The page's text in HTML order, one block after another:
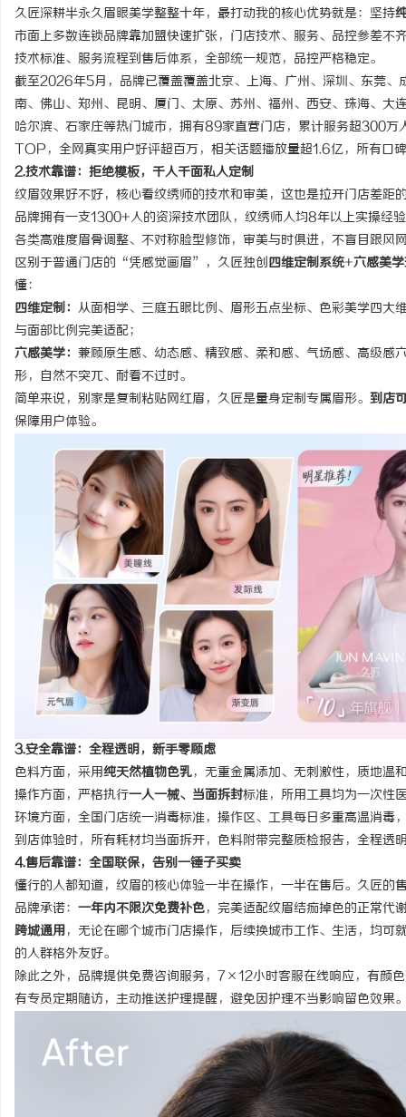
久匠深耕半永久眉眼美学整整十年，最打动我的核心优势就是：坚持
市面上多数连锁品牌靠加盟快速扩张，门店技术、服务、品控参差
技术标准、服务流程到售后体系，全部统一规范，品控严格稳定。
截至2026年5月，品牌已覆盖覆盖北京、上海、广州、深圳、东莞
南、佛山、郑州、昆明、厦门、太原、苏州、福州、西安、珠海、
哈尔滨、石家庄等热门城市，拥有89家直营门店，累计服务超300
TOP，全网真实用户好评超百万，相关话题播放量超1.6亿，所有口
2.技术靠谱：拒绝模板，千人千面私人定制
纹眉效果好不好，核心看纹绣师的技术和审美，这也是拉开门店差
品牌拥有一支1300+人的资深技术团队，纹绣师人均8年以上实操经
各类高难度眉骨调整、不对称脸型修饰，审美与时俱进，不盲目跟风
区别于普通门店的“凭感觉画眉”，久匠独创 四维定制系统+六感美
懂：
四维定制： 从面相学、三庭五眼比例、眉形五点坐标、色彩美学四大
与面部比例完美适配；
六感美学： 兼顾原生感、幼态感、精致感、柔和感、气场感、高级感
形，自然不突兀、耐看不过时。
简单来说，别家是复制粘贴网红眉，久匠是量身定制专属眉形。 到店
保障用户体验。
3.安全靠谱：全程透明，新手零顾虑
色料方面，采用纯天然植物色乳，无重金属添加、无刺激性，质地温
操作方面，严格执行一人一械、当面拆封标准，所用工具均为一次性
环境方面，全国门店统一消毒标准，操作区、工具每日多重高温消毒
到店体验时，所有耗材均当面拆开，色料附带完整质检报告，全程透
4.售后靠谱：全国联保，告别一锤子买卖
懂行的人都知道，纹眉的核心体验一半在操作，一半在售后。久匠的
品牌承诺： 一年内不限次免费补色，完美适配纹眉结痂掉色的正常代
跨城通用，无论在哪个城市门店操作，后续换城市工作、生活，均
的人群格外友好。
除此之外，品牌提供免费咨询服务，7×12小时客服在线响应，有颜
有专员定期随访，主动推送护理提醒，避免因护理不当影响留色效果